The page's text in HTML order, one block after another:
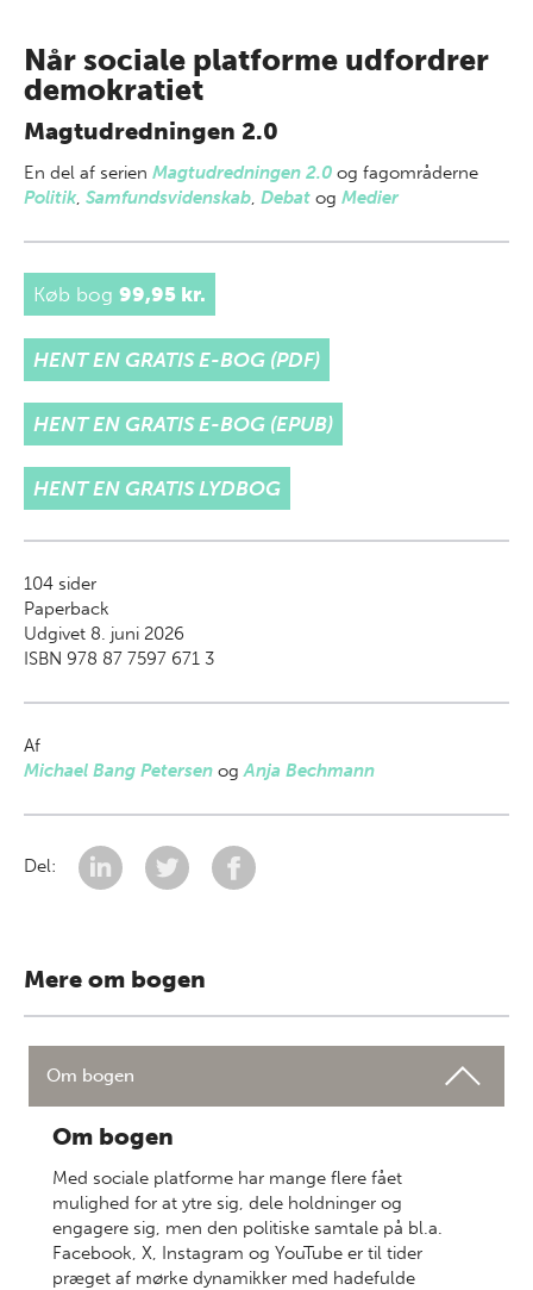
Når sociale platforme udfordrer
demokratiet
Magtudredningen 2.0
En del af serien Magtudredningen 2.0 og fagområderne
Politik, Samfundsvidenskab, Debat og Medier
Køb bog 99,95 kr.
HENT EN GRATIS E-BOG (PDF)
HENT EN GRATIS E-BOG (EPUB)
HENT EN GRATIS LYDBOG
104 sider
Paperback
Udgivet 8. juni 2026
ISBN 978 87 7597 671 3
Af
Michael Bang Petersen ogAnja Bechmann
Del:
Mere om bogen
Om bogen
Om bogen
Med sociale platforme har mange flere fået
mulighed for at ytre sig, dele holdninger og
engagere sig, men den politiske samtale på bl.a.
Facebook, X, Instagram og YouTube er til tider
præget af mørke dynamikker med hadefulde